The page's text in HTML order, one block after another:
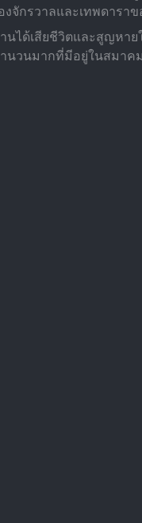
กรวาลและเทพดาราข
ได้เสียชีวิตและสูญหา
นวนมากที่มีอยู่ในสมา